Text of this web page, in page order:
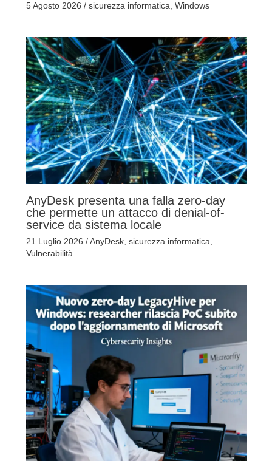
5 Agosto 2026 / sicurezza informatica Windows
AnyDesk presenta una falla zero-day
che permette un attacco di denial-of-
service da sistema locale
21 Luglio 2026 /AnyDesk, sicurezza informatica
Vulnerabilità